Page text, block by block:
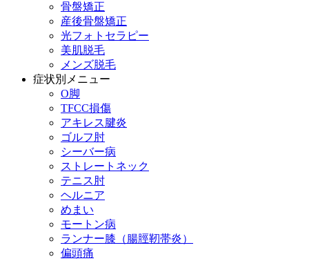
骨盤矯正
産後骨盤矯正
光フォトセラピー
美肌脱毛
メンズ脱毛
症状別メニュー
O脚
TFCC損傷
アキレス腱炎
ゴルフ肘
シーバー病
ストレートネック
テニス肘
ヘルニア
めまい
モートン病
ランナー膝（腸脛靭帯炎）
偏頭痛